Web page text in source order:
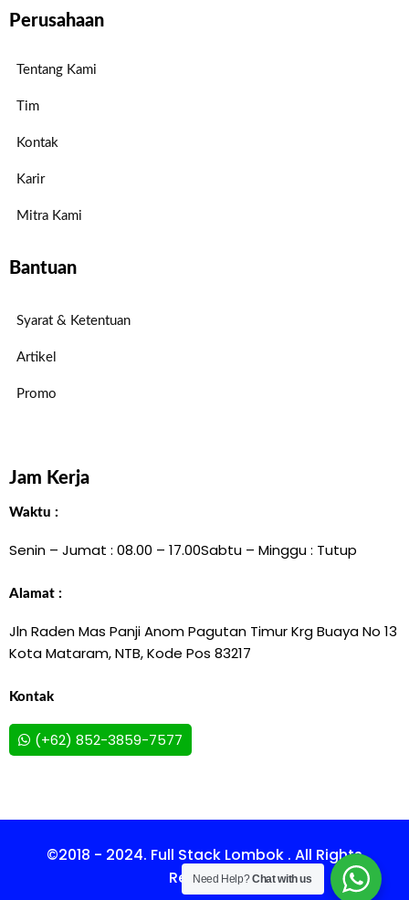
Perusahaan
Tentang Kami
Tim
Kontak
Karir
Mitra Kami
Bantuan
Syarat & Ketentuan
Artikel
Promo
Jam Kerja
Waktu :
Senin – Jumat : 08.00 – 17.00Sabtu – Minggu : Tutup
Alamat :
Jln Raden Mas Panji Anom Pagutan Timur Krg Buaya No 13
Kota Mataram, NTB, Kode Pos 83217
Kontak
(+62) 852-3859-7577
©2018 - 2024. Full Stack Lombok . All Rights
Reserved.
Need Help?Chat with us